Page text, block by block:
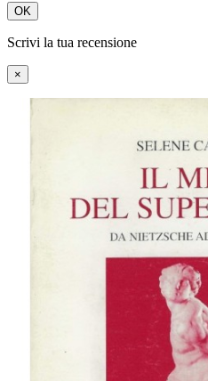
OK
Scrivi la tua recensione
×